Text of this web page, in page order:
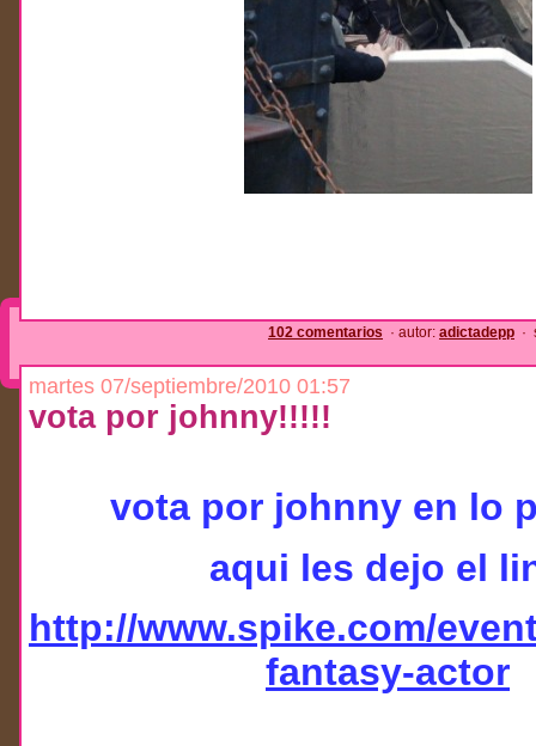
102 comentarios · autor: adictadepp ·
martes 07/septiembre/2010 01:57
vota por johnny!!!!!
vota por johnny en lo
aqui les dejo el
http://www.spike.com/
fantasy-actor